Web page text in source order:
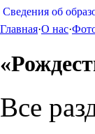
Сведения об
Главная·О нас·
Все